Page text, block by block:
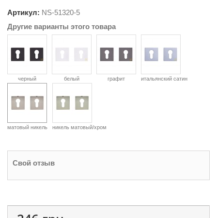
Артикул: NS-51320-5
Другие варианты этого товара
черный белый графит итальянский сатин
матовый никель никель матовый/хром
Свой отзыв